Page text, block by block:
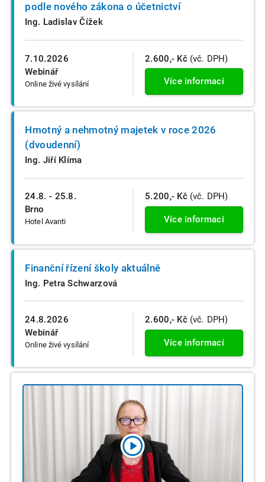
7.10.2026
Webinář
Online živé vysílání
podle nového zákona o účetnictví
Ing. Ladislav Čížek
2.600,- Kč (vč. DPH)
Více informací
24.8. - 25.8.
Brno
Hotel Avanti
Hmotný a nehmotný majetek v roce 2026
(dvoudenní)
Ing. Jiří Klíma
5.200,- Kč (vč. DPH)
Více informací
24.8.2026
Webinář
Online živé vysílání
Finanční řízení školy aktuálně
Ing. Petra Schwarzová
2.600,- Kč (vč. DPH)
Více informací